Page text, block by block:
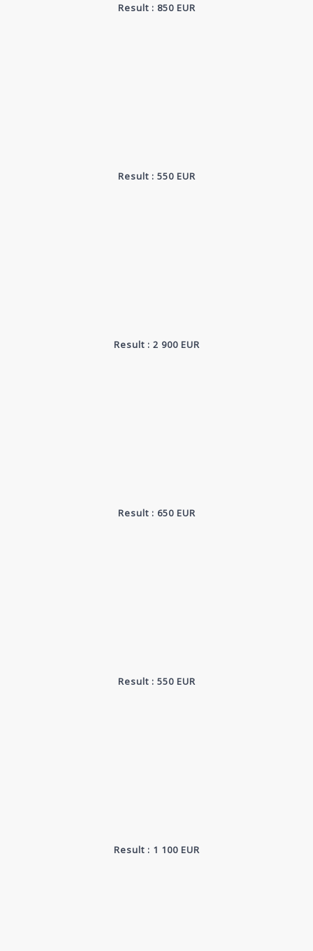
Result : 850 EUR
Result : 550 EUR
Result : 2 900 EUR
Result : 650 EUR
Result : 550 EUR
Result : 1 100 EUR